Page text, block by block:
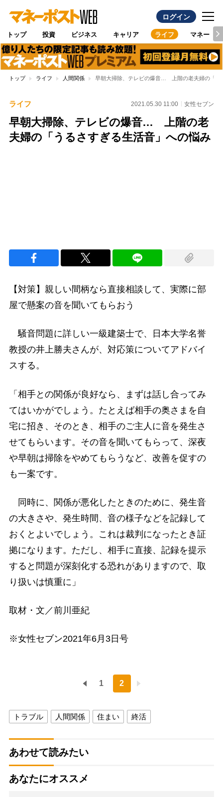
ログイン
トップ 投資 ビジネス キャリア ライフ マネー
トップ ライフ 人間関係 早朝大掃除、テレビの爆音… 上階の老夫婦の「う
ライフ 2021.05.30 11:00 女性セブン
早朝大掃除、テレビの爆音… 上階の老
夫婦の「うるさすぎる生活音」への悩み
【対策】親しい間柄なら直接相談して、実際に部
屋で懸案の音を聞いてもらおう
騒音問題に詳しい一級建築士で、日本大学名誉
教授の井上勝夫さんが、対応策についてアドバイ
スする。
「相手との関係が良好なら、まずは話し合ってみ
てはいかがでしょう。たとえば相手の奥さまを自
宅に招き、そのとき、相手のご主人に音を発生さ
せてもらいます。その音を聞いてもらって、深夜
や早朝は掃除をやめてもらうなど、改善を促すの
も一案です。
同時に、関係が悪化したときのために、発生音
の大きさや、発生時間、音の様子などを記録して
おくとよいでしょう。これは裁判になったとき証
拠になります。ただし、相手に直接、記録を提示
すると問題が深刻化する恐れがありますので、取
り扱いは慎重に」
取材・文／前川亜紀
※女性セブン2021年6月3日号
1 2
トラブル 人間関係 住まい 終活
あわせて読みたい
あなたにオススメ